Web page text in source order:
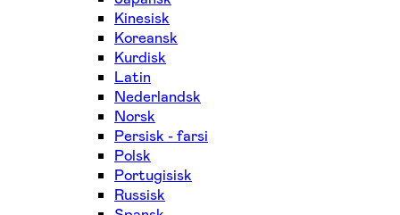
Kinesisk
Koreansk
Kurdisk
Latin
Nederlandsk
Norsk
Persisk - farsi
Polsk
Portugisisk
Russisk